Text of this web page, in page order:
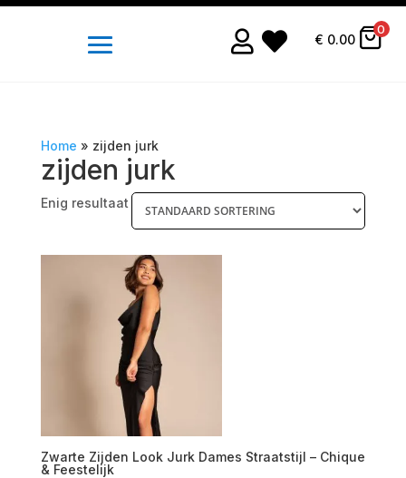
  € 0.00
0
Home » zijden jurk
zijden jurk
Enig resultaat
Zwarte Zijden Look Jurk Dames Straatstijl – Chique
& Feestelijk